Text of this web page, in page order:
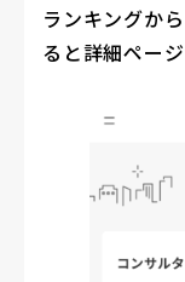
ランキングか
ると詳細ペー